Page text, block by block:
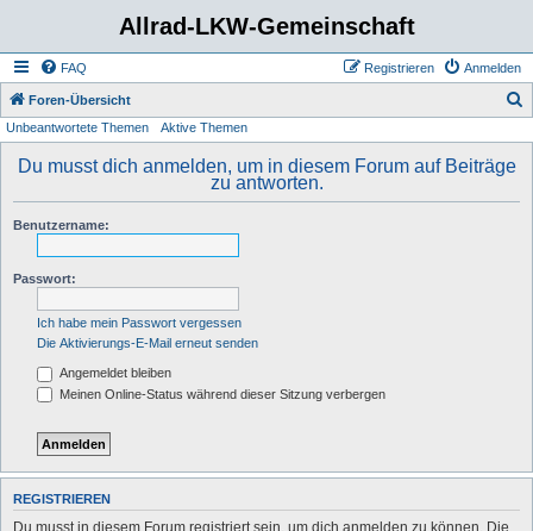
Allrad-LKW-Gemeinschaft
FAQ Anmelden
Registrieren
Foren-Übersicht
Unbeantwortete Themen Aktive Themen
Du musst dich anmelden, um in diesem Forum auf Beiträge
zu antworten.
Benutzername:
Passwort:
Ich habe mein Passwort vergessen
Die Aktivierungs-E-Mail erneut senden
Angemeldet bleiben
Meinen Online-Status während dieser Sitzung verbergen
REGISTRIEREN
Du musst in diesem Forum registriert sein, um dich anmelden zu können. Die